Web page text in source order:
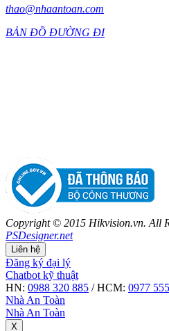
thao@nhaantoan.com
BẢN ĐỒ ĐƯỜNG ĐI
Copyright © 2015 Hikvision.vn. All
PSDesigner.net
Liên hệ
Đăng ký đại lý
Chatbot kỹ thuật
HN: 0988 320 885 / HCM: 0977
Nhà An Toàn
Nhà An Toàn
X